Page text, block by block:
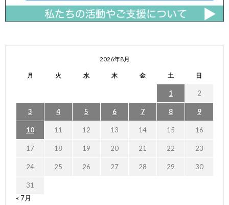
2026年8月
月 火 水 木 金 土 日
1 2
3 4 5 6 7 8 9
10 11 12 13 14 15 16
17 18 19 20 21 22 23
24 25 26 27 28 29 30
31
« 7月